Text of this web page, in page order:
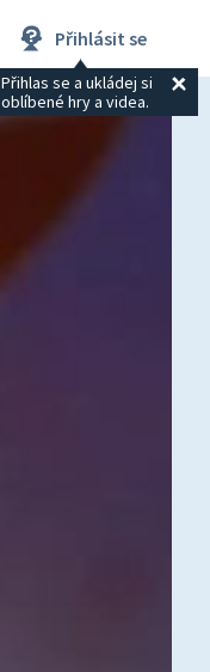
Přihlásit se
Přihlas se a ukládej si
oblíbené hry a videa.